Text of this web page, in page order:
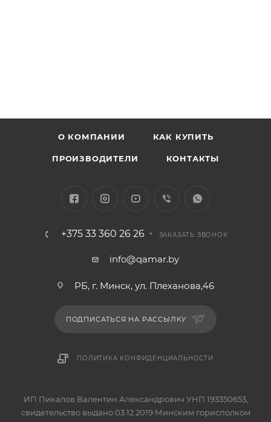
О КОМПАНИИ КАК КУПИТЬ
ПРОИЗВОДИТЕЛИ КОНТАКТЫ
+375 33 360 26 26 ЗАКАЗАТЬ ЗВОНОК
info@qamar.by
РБ, г. Минск, ул. Плеханова,46
ПОДПИСАТЬСЯ НА РАССЫЛКУ
ПОЛИТИКА КОНФИДЕНЦИАЛЬНОСТИ
ИП Пикалов Валентин Александрович УНП 193350653,
свидетельство выдано 03.12.2019 Минским горисполком